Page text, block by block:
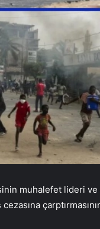
muhalefet lideri ve